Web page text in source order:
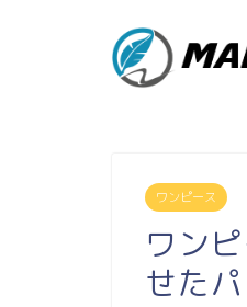
ワンピース
ワン
せた